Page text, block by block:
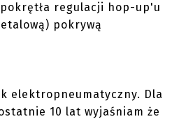
regulacji hop-up'u
pokrywą
elektropneumatyczny. Dla
10 lat wyjaśniam że